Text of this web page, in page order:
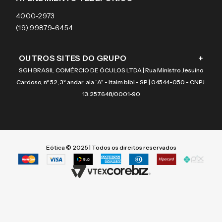
4000-2973
(19) 99879-6454
OUTROS SITES DO GRUPO +
SGH BRASIL COMÉRCIO DE ÓCULOS LTDA | Rua Ministro Jesuíno
Cardoso, nº 52, 3º andar, ala “A” - Itaim bibi - SP | 04544-050 - CNPJ:
13.257.648/0001-90
Eótica © 2025 | Todos os direitos reservados